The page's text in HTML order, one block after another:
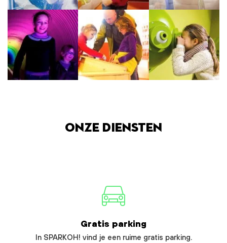
Onze diensten
Gratis parking
In SPARKOH! vind je een ruime gratis parking.